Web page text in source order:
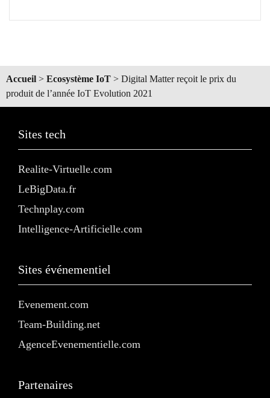
Accueil > Ecosystème IoT > Digital Matter reçoit le prix du
produit de l’année IoT Evolution 2021
Sites tech
Realite-Virtuelle.com
LeBigData.fr
Technplay.com
Intelligence-Artificielle.com
Sites événementiel
Evenement.com
Team-Building.net
AgenceEvenementielle.com
Partenaires